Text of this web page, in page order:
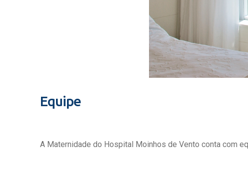
Equipe
A Maternidade do Hospital Moinhos de Vento conta com